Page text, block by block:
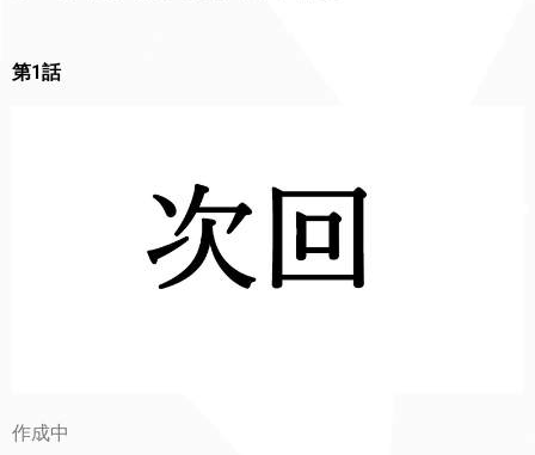
第1話
作成中